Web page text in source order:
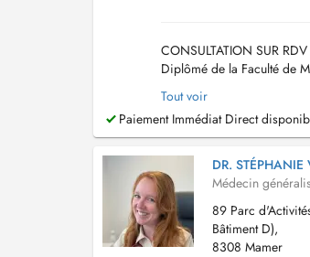
CONSULTATION SUR
Diplômé de la Faculté de
qui vous convienne. Tout
Tout voir
Paiement Immédiat Direct
DR.
Médecin
89 Parc
Bâtiment D),
8308 Mamer